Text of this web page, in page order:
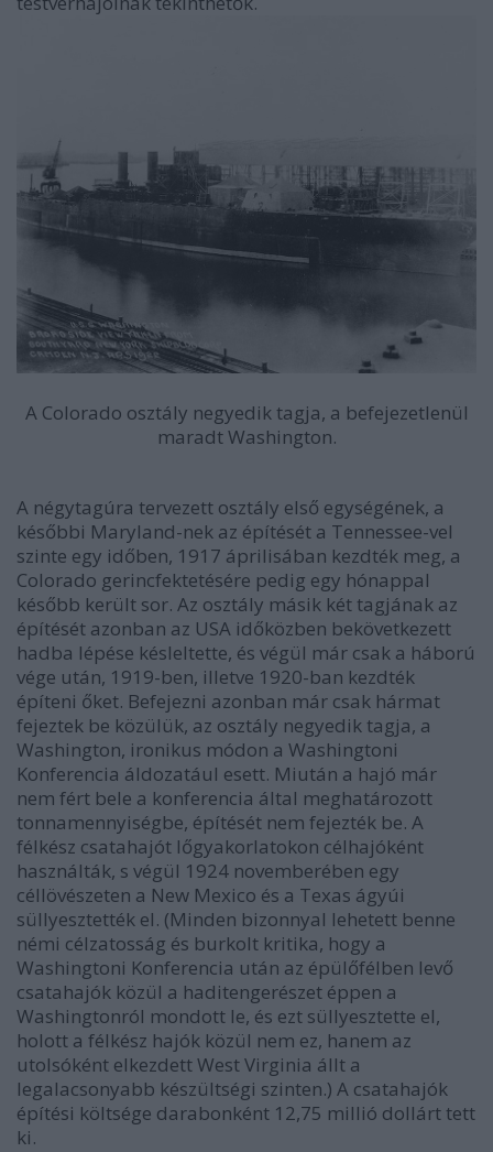
A Colorado osztály negyedik tagja, a befejezetlenül
maradt Washington.
A négytagúra tervezett osztály első egységének, a
későbbi Maryland-nek az építését a Tennessee-vel
szinte egy időben, 1917 áprilisában kezdték meg, a
Colorado gerincfektetésére pedig egy hónappal
később került sor. Az osztály másik két tagjának az
építését azonban az USA időközben bekövetkezett
hadba lépése késleltette, és végül már csak a háború
vége után, 1919-ben, illetve 1920-ban kezdték
építeni őket. Befejezni azonban már csak hármat
fejeztek be közülük, az osztály negyedik tagja, a
Washington, ironikus módon a Washingtoni
Konferencia áldozatául esett. Miután a hajó már
nem fért bele a konferencia által meghatározott
tonnamennyiségbe, építését nem fejezték be. A
félkész csatahajót lőgyakorlatokon célhajóként
használták, s végül 1924 novemberében egy
céllövészeten a New Mexico és a Texas ágyúi
süllyesztették el. (Minden bizonnyal lehetett benne
némi célzatosság és burkolt kritika, hogy a
Washingtoni Konferencia után az épülőfélben levő
csatahajók közül a haditengerészet éppen a
Washingtonról mondott le, és ezt süllyesztette el,
holott a félkész hajók közül nem ez, hanem az
utolsóként elkezdett West Virginia állt a
legalacsonyabb készültségi szinten.) A csatahajók
építési költsége darabonként 12,75 millió dollárt tett
ki.